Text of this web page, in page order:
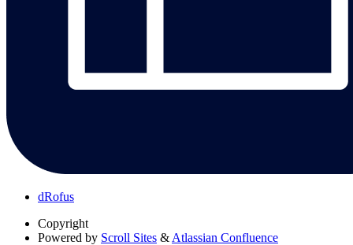
dRofus
Copyright
Powered by Scroll Sites & Atlassian Confluence